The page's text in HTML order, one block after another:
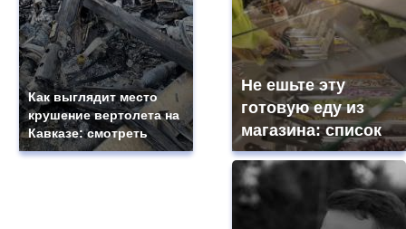
Как выглядит место
крушение вертолета на
Кавказе: смотреть
Не ешьте эту
готовую еду из
магазина: список